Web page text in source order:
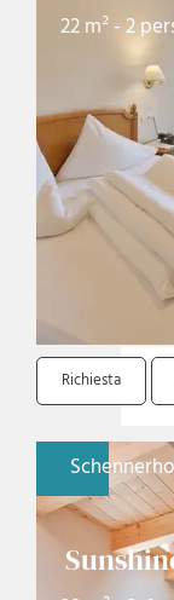
22 m² - 2
Richiesta